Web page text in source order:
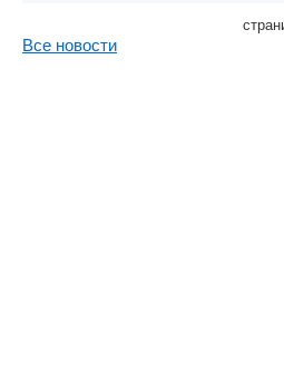
Все новости